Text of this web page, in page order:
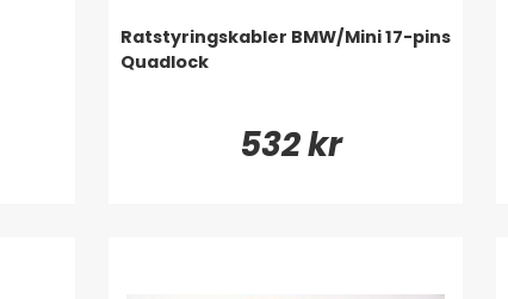
Ratstyringskabler BMW/Mini 17-pins
Quadlock
532 kr